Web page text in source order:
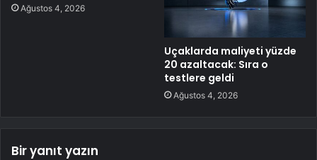
Ağustos 4, 2026
Uçaklarda maliyeti yüzde
20 azaltacak: Sıra o
testlere geldi
Ağustos 4, 2026
Bir yanıt yazın